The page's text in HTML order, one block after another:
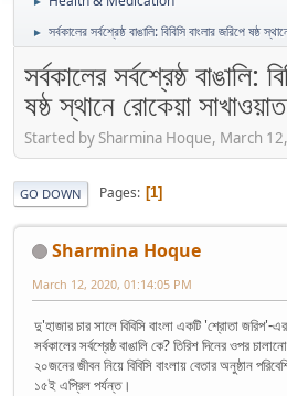
► সর্বকালের সর্বশ্রেষ্ঠ বাঙালি: বিবিসি বাংলার জরিপে ষষ্ঠ
সর্বকালের সর্বশ্রেষ্ঠ বাঙালি:
ষষ্ঠ স্থানে রোকেয়া সাখাওয়াত
Started by Sharmina Hoque, March
GO DOWN Pages 1
Sharmina Hoque
March 12, 2020, 01:14:05 PM
দু'হাজার চার সালে বিবিসি বাংলা একটি 'শ্রোতা
সর্বকালের সর্বশ্রেষ্ঠ বাঙালি কে? তিরিশ দিনের ওপর
২০জনের জীবন নিয়ে বিবিসি বাংলায় বেতার অনুষ্ঠান
১৫ই এপ্রিল পর্যন্ত।